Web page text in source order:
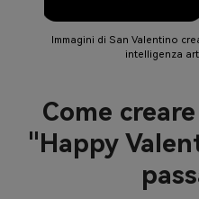
Immagini di San Valentino
intelligenza
Come
"Happy